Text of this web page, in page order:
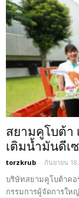
สยามคูโบต้า
เติมน้ำมันดีเ
torzkrub - กันยายน
บริษัทสยามคูโบต้าค
กรรมการผู้จัดการให